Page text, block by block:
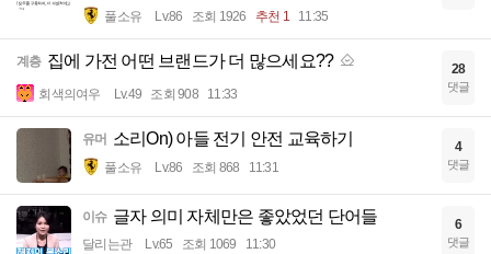
풀소유 Lv.86 조회 1926 추천 1 11:35
계층 집에 가전 어떤 브랜드가 더 많으세요??
회색의여우 Lv.49 조회 908 11:33
28
댓글
유머 소리On) 아들 전기 안전 교육하기
풀소유 Lv.86 조회 868 11:31
4
댓글
이슈 글자 의미 자체만은 좋았었던 단어들
달리는관 Lv.65 조회 1069 11:30
6
댓글